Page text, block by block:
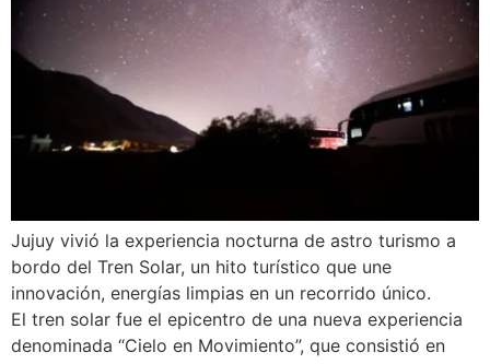
Jujuy vivió la experiencia nocturna de astro turismo a
bordo del Tren Solar, un hito turístico que une
innovación, energías limpias en un recorrido único.
El tren solar fue el epicentro de una nueva experiencia
denominada “Cielo en Movimiento”, que consistió en